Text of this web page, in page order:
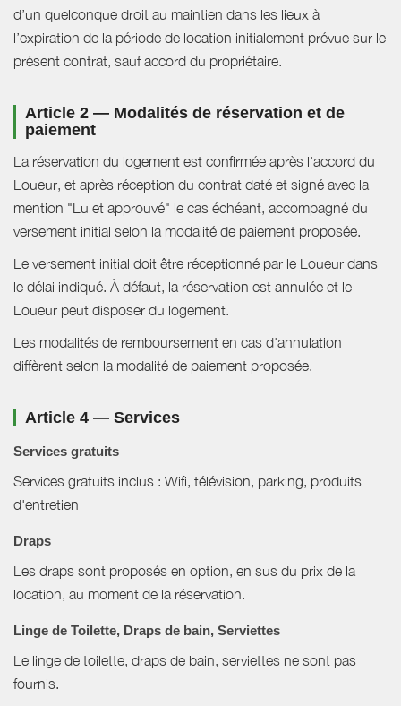
d’un quelconque droit au maintien dans les lieux à
l’expiration de la période de location initialement prévue sur le
présent contrat, sauf accord du propriétaire.
Article 2 — Modalités de réservation et de
paiement
La réservation du logement est confirmée après l'accord du
Loueur, et après réception du contrat daté et signé avec la
mention "Lu et approuvé" le cas échéant, accompagné du
versement initial selon la modalité de paiement proposée.
Le versement initial doit être réceptionné par le Loueur dans
le délai indiqué. À défaut, la réservation est annulée et le
Loueur peut disposer du logement.
Les modalités de remboursement en cas d'annulation
diffèrent selon la modalité de paiement proposée.
Article 4 — Services
Services gratuits
Services gratuits inclus : Wifi, télévision, parking, produits
d'entretien
Draps
Les draps sont proposés en option, en sus du prix de la
location, au moment de la réservation.
Linge de Toilette, Draps de bain, Serviettes
Le linge de toilette, draps de bain, serviettes ne sont pas
fournis.